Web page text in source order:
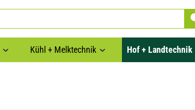
Kühl + Melktechnik Hof + Landtechnik